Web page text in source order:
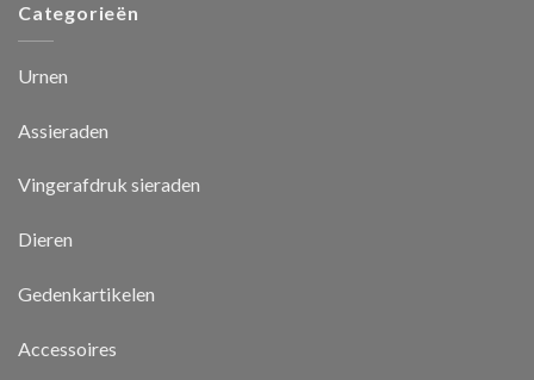
Categorieën
Urnen
Assieraden
Vingerafdruk sieraden
Dieren
Gedenkartikelen
Accessoires